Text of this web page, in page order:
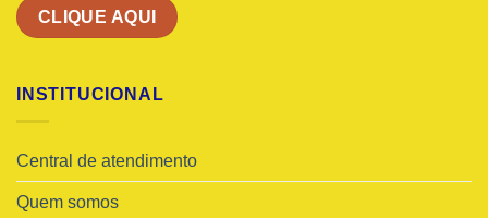
CLIQUE AQUI
INSTITUCIONAL
Central de atendimento
Quem somos